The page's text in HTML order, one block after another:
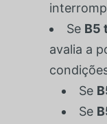
Se B5
avalia a
Se
Se